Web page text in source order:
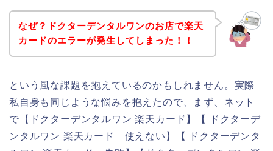
なぜ？ドクターデンタルワンのお店で楽天
カードのエラーが発生してしまった！！
という風な課題を抱えているのかもしれません。実際
私自身も同じような悩みを抱えたので、まず、ネット
で【ドクターデンタルワン 楽天カード】【 ドクターデ
ンタルワン 楽天カード 使えない】【 ドクターデンタ